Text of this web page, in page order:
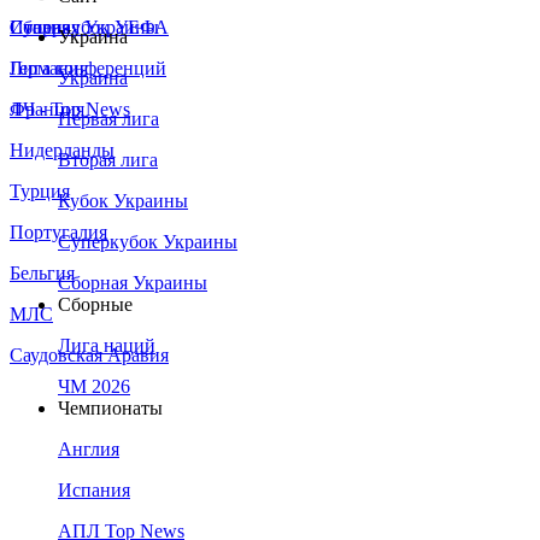
Сборная Украины
Италия
Германия
Франция
Нидерланды
Турция
Португалия
Бельгия
МЛС
Саудовская Аравия
Суперкубок УЕФА
Лига конференций
ЛЧ - Top News
Украина
Украина
Первая лига
Вторая лига
Кубок Украины
Суперкубок Украины
Сборная Украины
Сборные
Лига наций
ЧМ 2026
Чемпионаты
Англия
Испания
АПЛ Top News